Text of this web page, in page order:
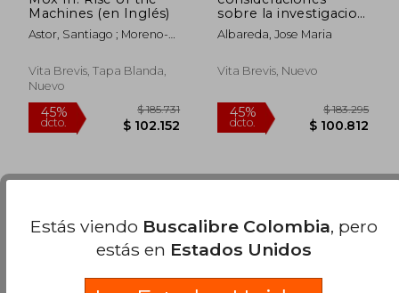
Machines (en Inglés)
Astor, Santiago ; Moreno-
Vita Brevis, Tapa Blanda,
Nuevo
sobre la investigacion
cientifica
Albareda, Jose Maria
Vita Brevis, Nuevo
Se han encontrado pocos libros. Puedes
Repetir
la Búsquedasin exigir que estén presentes todos
los términos buscados..
Estás viendo Buscalibre Colombia, pero
estás en Estados Unidos